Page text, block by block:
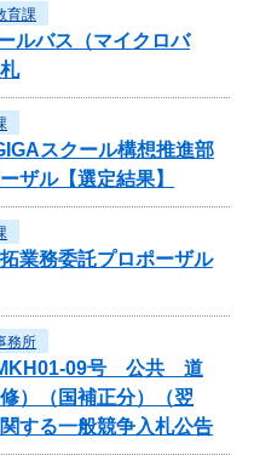
育課
ルバス（マイクロバ
スクール構想推進部
ザル【選定結果】
業務委託プロポーザル
務所
MKH01-09号 公共 道
）（国補正分）（翌
する一般競争入札公告